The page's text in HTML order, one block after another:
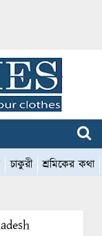
চাকুরী শ্রমিকের কথা